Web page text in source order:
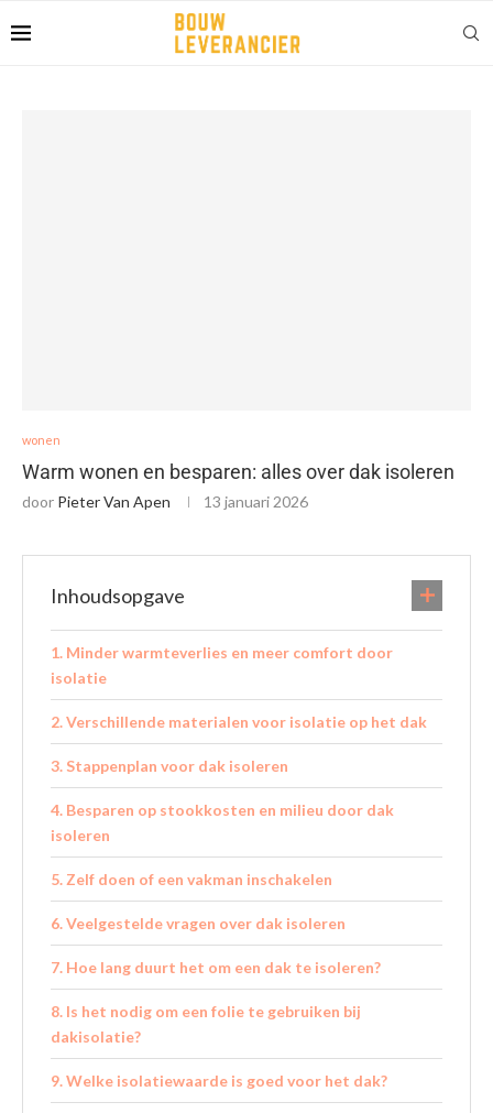
wonen
Warm wonen en besparen: alles over dak isoleren
door Pieter Van Apen 13 januari 2026
Inhoudsopgave
Minder warmteverlies en meer comfort door
isolatie
Verschillende materialen voor isolatie op het dak
Stappenplan voor dak isoleren
Besparen op stookkosten en milieu door dak
isoleren
Zelf doen of een vakman inschakelen
Veelgestelde vragen over dak isoleren
Hoe lang duurt het om een dak te isoleren?
Is het nodig om een folie te gebruiken bij
dakisolatie?
Welke isolatiewaarde is goed voor het dak?